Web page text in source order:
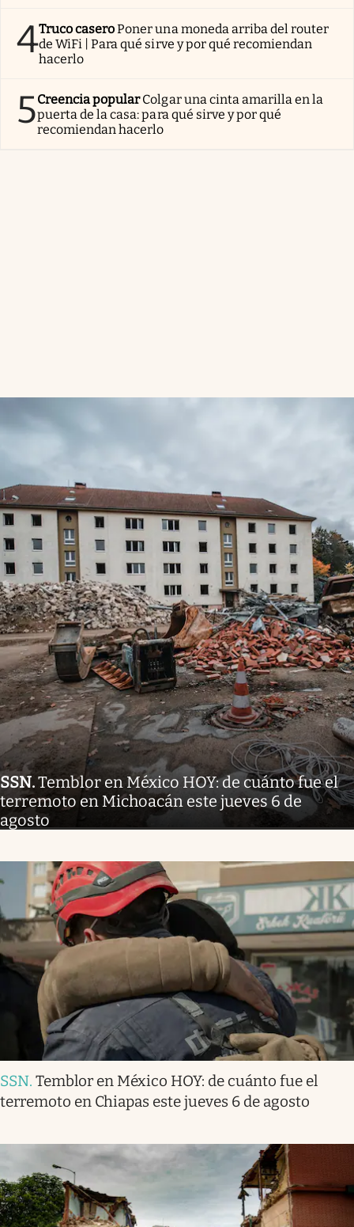
4Truco caseroPoner una moneda arriba del router
de WiFi | Para qué sirve y por qué recomiendan
hacerlo
5Creencia popularColgar una cinta amarilla en la
puerta de la casa: para qué sirve y por qué
recomiendan hacerlo
SSN.Temblor en México HOY: de cuánto fue el
terremoto en Michoacán este jueves 6 de
agosto
SSN. Temblor en México HOY: de cuánto fue el
terremoto en Chiapas este jueves 6 de agosto